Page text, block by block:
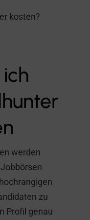
kosten?
werden
zu
Profil genau